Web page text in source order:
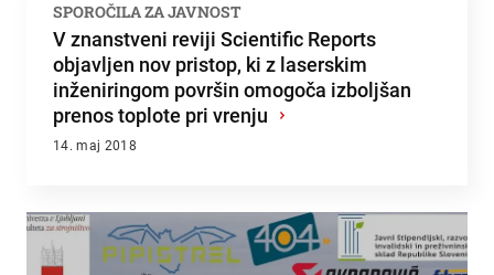
SPOROČILA ZA JAVNOST
V znanstveni reviji Scientific Reports
objavljen nov pristop, ki z laserskim
inženiringom površin omogoča izboljšan
prenos toplote pri vrenju ›
14. maj 2018